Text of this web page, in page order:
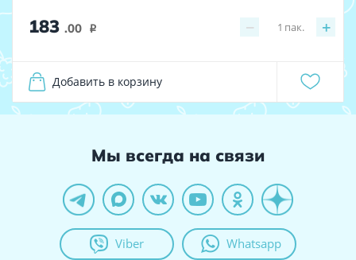
183 .00 i − +
1 пак.
Добавить в корзину
Мы всегда на связи
Viber Whatsapp